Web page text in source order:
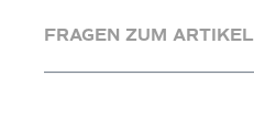
FRAGEN ZUM ARTIKEL